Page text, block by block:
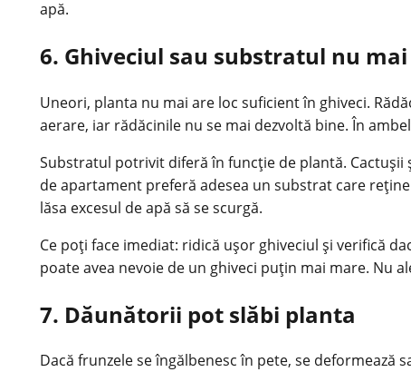
apă.
6. Ghiveciul sau substratul nu
Uneori, planta nu mai are loc suficient în ghiveci.
aerare, iar rădăcinile nu se mai dezvoltă bine. În
Substratul potrivit diferă în funcție de plantă.
de apartament preferă adesea un substrat care
lăsa excesul de apă să se scurgă.
Ce poți face imediat: ridică ușor ghiveciul și verifică
poate avea nevoie de un ghiveci puțin mai mare. Nu
7. Dăunătorii pot slăbi planta
Dacă frunzele se îngălbenesc în pete, se